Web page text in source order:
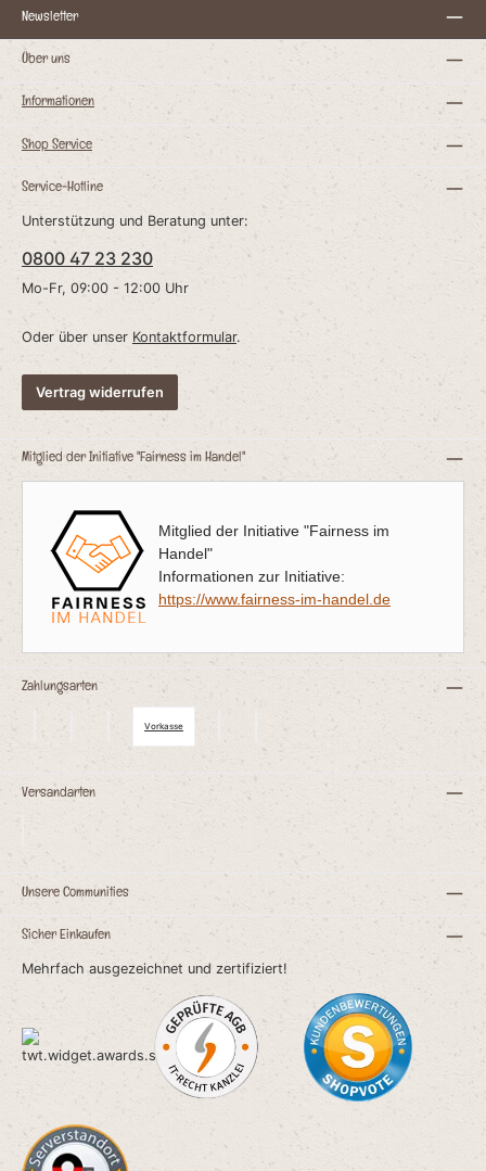
Newsletter
Über uns
Informationen
Shop Service
Service-Hotline
Unterstützung und Beratung unter:
0800 47 23 230
Mo-Fr, 09:00 - 12:00 Uhr
Oder über unser Kontaktformular.
Vertrag widerrufen
Mitglied der Initiative "Fairness im Handel"
Mitglied der Initiative "Fairness im
Handel"
Informationen zur Initiative:
https://www.fairness-im-handel.de
Zahlungsarten
Vorkasse
Versandarten
Unsere Communities
Sicher Einkaufen
Mehrfach ausgezeichnet und zertifiziert!